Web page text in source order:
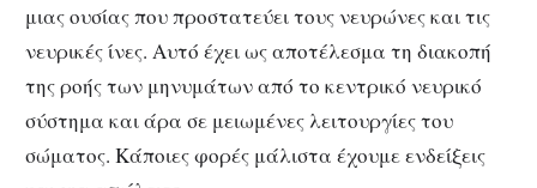
μιας ουσίας που προστατεύει τους νευρώνες και τις
νευρικές ίνες. Αυτό έχει ως αποτέλεσμα τη διακοπή
της ροής των μηνυμάτων από το κεντρικό νευρικό
σύστημα και άρα σε μειωμένες λειτουργίες του
σώματος. Κάποιες φορές μάλιστα έχουμε ενδείξεις